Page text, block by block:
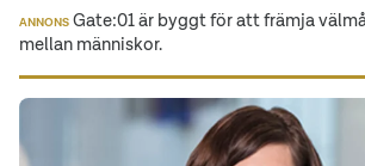
ANNONS Gate:01 är byggt för att främja
mellan människor.